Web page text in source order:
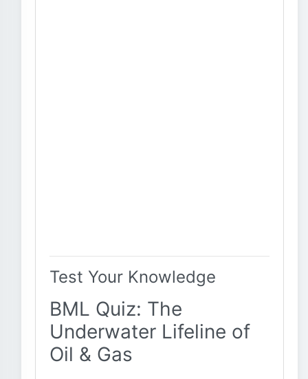
Test Your Knowledge
BML Quiz: The
Underwater Lifeline of
Oil & Gas